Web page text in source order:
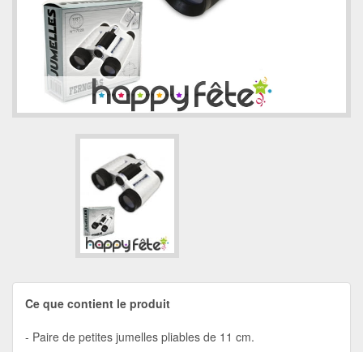
Ce que contient le produit
Paire de petites jumelles pliables de 11 cm.